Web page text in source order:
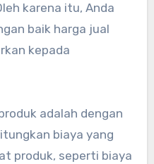
karena itu, Anda
baik harga jual
kepada
adalah dengan
biaya yang
produk, seperti biaya